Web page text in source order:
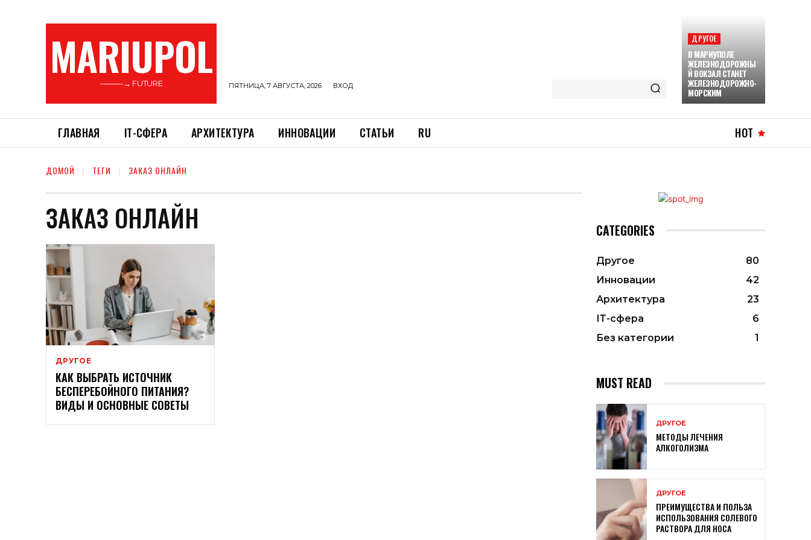
MARIUPOL
———→ FUTURE ПЯТНИЦА, 7 АВГУСТА, 2026 ВХОД
ДРУГОЕ
В МАРИУПОЛЕ
ЖЕЛЕЗНОДОРОЖНЫ
Й ВОКЗАЛ СТАНЕТ
ЖЕЛЕЗНОДОРОЖНО-
МОРСКИМ
ГЛАВНАЯ ІТ-СФЕРА АРХИТЕКТУРА ИННОВАЦИИ СТАТЬИ RU HOT
ДОМОЙ ТЕГИ ЗАКАЗ ОНЛАЙН
ЗАКАЗ ОНЛАЙН
ДРУГОЕ
КАК ВЫБРАТЬ ИСТОЧНИК
БЕСПЕРЕБОЙНОГО ПИТАНИЯ?
ВИДЫ И ОСНОВНЫЕ СОВЕТЫ
CATEGORIES
Другое
80
Инновации
42
Архитектура
23
ІТ-сфера
6
Без категории
1
MUST READ
ДРУГОЕ
МЕТОДЫ ЛЕЧЕНИЯ
АЛКОГОЛИЗМА
ДРУГОЕ
ПРЕИМУЩЕСТВА И ПОЛЬЗА
ИСПОЛЬЗОВАНИЯ СОЛЕВОГО
РАСТВОРА ДЛЯ НОСА